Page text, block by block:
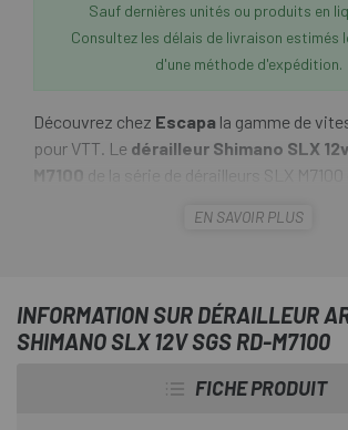
Sauf dernières unités ou produits en
Consultez les délais de livraison estimés
d'une méthode d'expédition.
Découvrez chez Escapa la gamme de
pour VTT. Le dérailleur Shimano SLX
M7100 de la série de dérailleurs SLX M7100
moins de stress dans la position basse
plus grandes augmentent l'efficacité et la
chaîne tandis que la compatibilité avec les
EN SAVOIR PLUS
INFORMATION SUR DÉRAILLEUR
SHIMANO SLX 12V SGS RD-M7100
FICHE PRODUIT